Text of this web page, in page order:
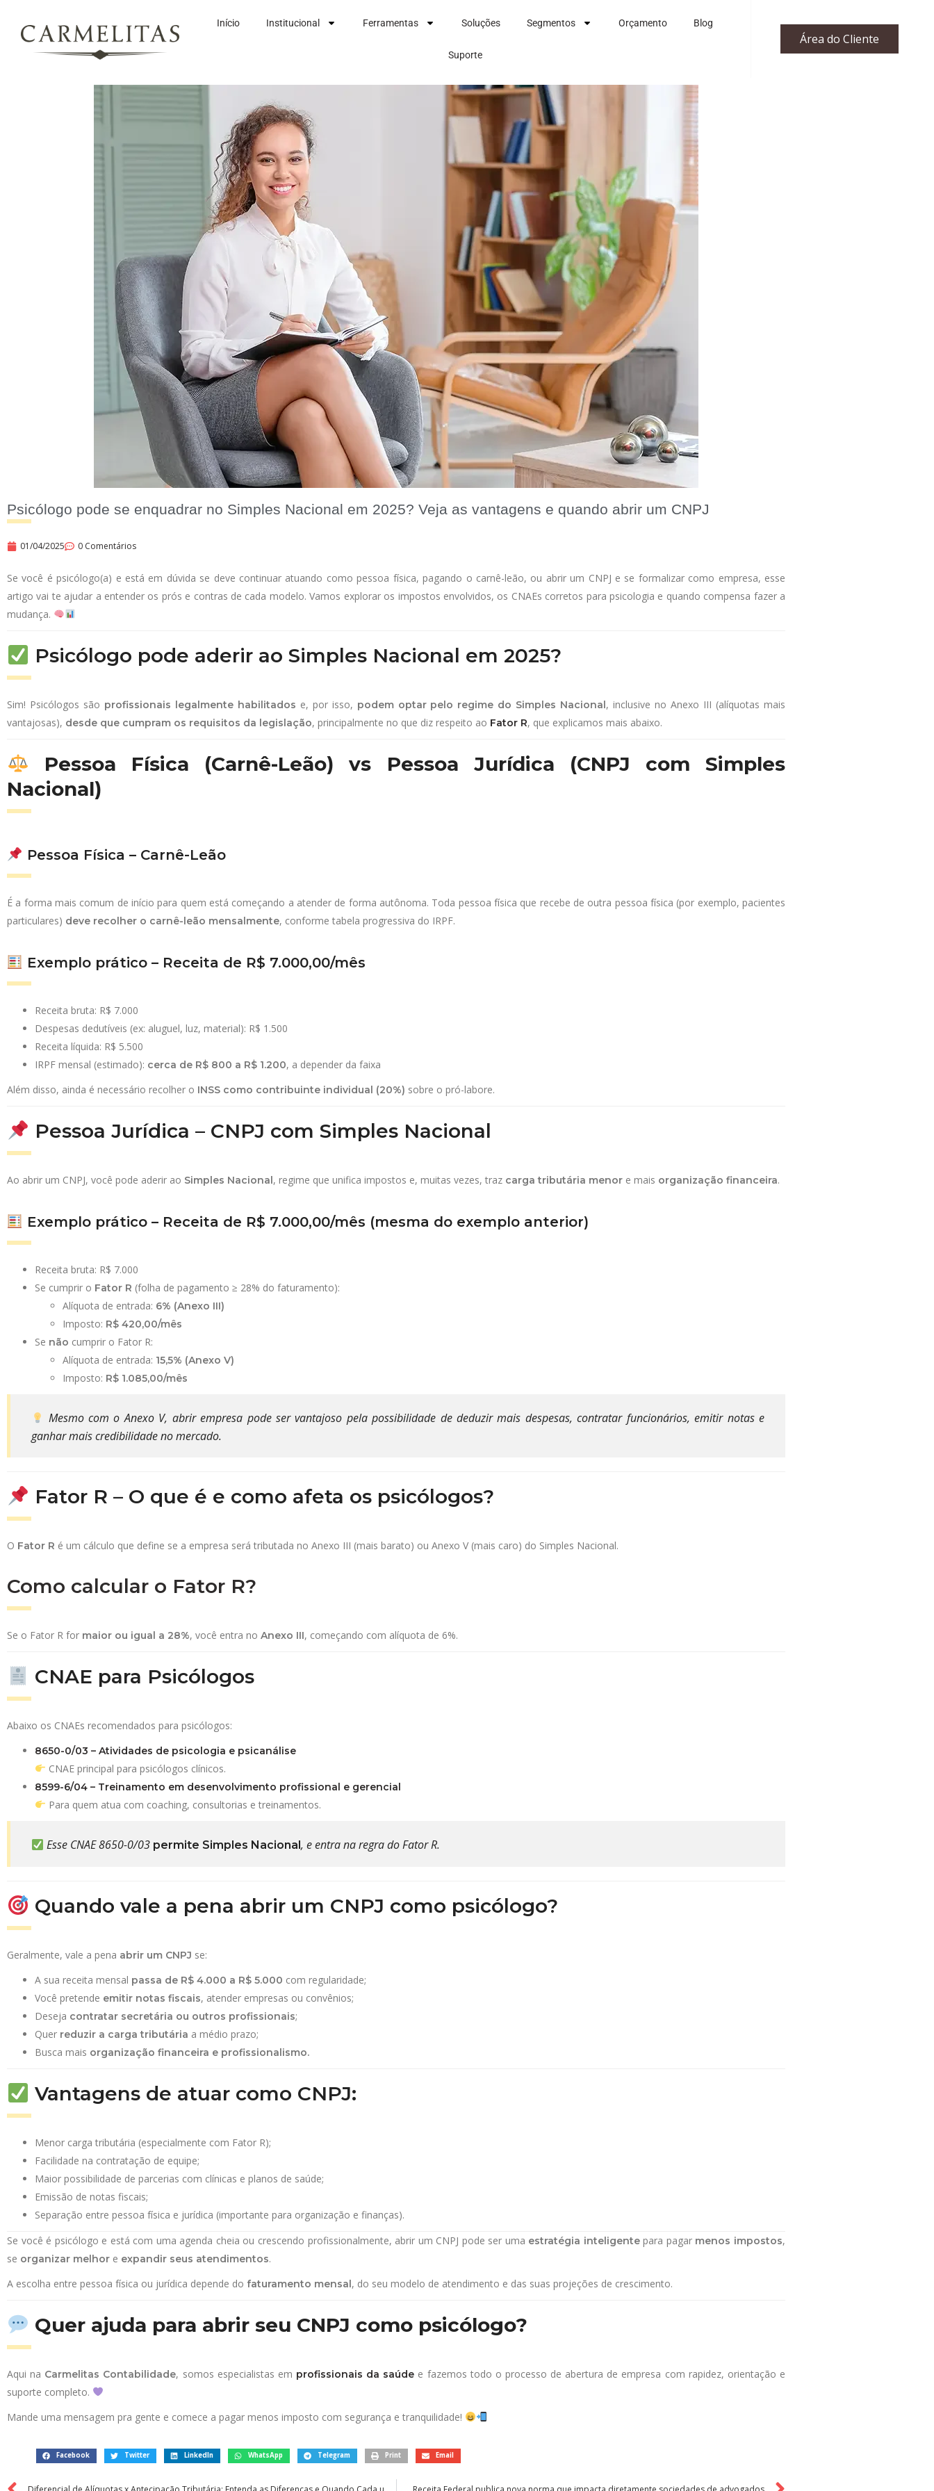
Início Institucional Ferramentas Soluções Segmentos Orçamento Blog
Suporte
Área do Cliente
Psicólogo pode se enquadrar no Simples Nacional em 2025? Veja as vantagens e quando abrir um CNPJ
01/04/2025 0 Comentários
Se você é psicólogo(a) e está em dúvida se deve continuar atuando como pessoa física, pagando o carnê-leão, ou abrir um CNPJ e se formalizar como empresa, esse
artigo vai te ajudar a entender os prós e contras de cada modelo. Vamos explorar os impostos envolvidos, os CNAEs corretos para psicologia e quando compensa fazer a
mudança.
Psicólogo pode aderir ao Simples Nacional em 2025?
Sim! Psicólogos são profissionais legalmente habilitados e, por isso, podem optar pelo regime do Simples Nacional, inclusive no Anexo III (alíquotas mais
vantajosas), desde que cumpram os requisitos da legislação, principalmente no que diz respeito ao Fator R, que explicamos mais abaixo.
Pessoa Física (Carnê-Leão) vs Pessoa Jurídica (CNPJ com Simples
Nacional)
Pessoa Física – Carnê-Leão
É a forma mais comum de início para quem está começando a atender de forma autônoma. Toda pessoa física que recebe de outra pessoa física (por exemplo, pacientes
particulares) deve recolher o carnê-leão mensalmente, conforme tabela progressiva do IRPF.
Exemplo prático – Receita de R$ 7.000,00/mês
Receita bruta: R$ 7.000
Despesas dedutíveis (ex: aluguel, luz, material): R$ 1.500
Receita líquida: R$ 5.500
IRPF mensal (estimado): cerca de R$ 800 a R$ 1.200, a depender da faixa
Além disso, ainda é necessário recolher o INSS como contribuinte individual (20%) sobre o pró-labore.
Pessoa Jurídica – CNPJ com Simples Nacional
Ao abrir um CNPJ, você pode aderir ao Simples Nacional, regime que unifica impostos e, muitas vezes, traz carga tributária menor e mais organização financeira.
Exemplo prático – Receita de R$ 7.000,00/mês (mesma do exemplo anterior)
Receita bruta: R$ 7.000
Se cumprir o Fator R (folha de pagamento ≥ 28% do faturamento):
Alíquota de entrada: 6% (Anexo III)
Imposto: R$ 420,00/mês
Se não cumprir o Fator R:
Alíquota de entrada: 15,5% (Anexo V)
Imposto: R$ 1.085,00/mês
Mesmo com o Anexo V, abrir empresa pode ser vantajoso pela possibilidade de deduzir mais despesas, contratar funcionários, emitir notas e
ganhar mais credibilidade no mercado.
Fator R – O que é e como afeta os psicólogos?
O Fator R é um cálculo que define se a empresa será tributada no Anexo III (mais barato) ou Anexo V (mais caro) do Simples Nacional.
Como calcular o Fator R?
Se o Fator R for maior ou igual a 28%, você entra no Anexo III, começando com alíquota de 6%.
CNAE para Psicólogos
Abaixo os CNAEs recomendados para psicólogos:
8650-0/03 – Atividades de psicologia e psicanálise
CNAE principal para psicólogos clínicos.
8599-6/04 – Treinamento em desenvolvimento profissional e gerencial
Para quem atua com coaching, consultorias e treinamentos.
Esse CNAE 8650-0/03 permite Simples Nacional, e entra na regra do Fator R.
Quando vale a pena abrir um CNPJ como psicólogo?
Geralmente, vale a pena abrir um CNPJ se:
A sua receita mensal passa de R$ 4.000 a R$ 5.000 com regularidade;
Você pretende emitir notas fiscais, atender empresas ou convênios;
Deseja contratar secretária ou outros profissionais;
Quer reduzir a carga tributária a médio prazo;
Busca mais organização financeira e profissionalismo.
Vantagens de atuar como CNPJ:
Menor carga tributária (especialmente com Fator R);
Facilidade na contratação de equipe;
Maior possibilidade de parcerias com clínicas e planos de saúde;
Emissão de notas fiscais;
Separação entre pessoa física e jurídica (importante para organização e finanças).
Se você é psicólogo e está com uma agenda cheia ou crescendo profissionalmente, abrir um CNPJ pode ser uma estratégia inteligentepara pagar menos impostos,
se organizar melhor e expandir seus atendimentos.
A escolha entre pessoa física ou jurídica depende do faturamento mensal, do seu modelo de atendimento e das suas projeções de crescimento.
Quer ajuda para abrir seu CNPJ como psicólogo?
Aqui na Carmelitas Contabilidade, somos especialistas em profissionais da saúde e fazemos todo o processo de abertura de empresa com rapidez, orientação e
suporte completo.
Mande uma mensagem pra gente e comece a pagar menos imposto com segurança e tranquilidade!
Facebook Twitter LinkedIn WhatsApp Telegram Print Email